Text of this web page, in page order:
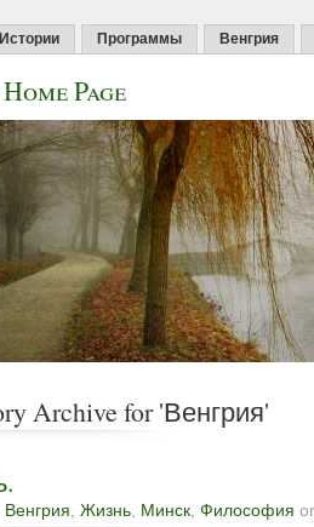
Истории Программы Венгрия
Page
Archive for 'Венгрия'
Венгрия, Жизнь, Минск, Философия